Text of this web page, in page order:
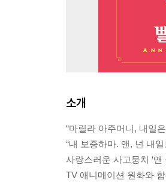
소개
“마릴라 아주머니, 내일
“내 보증하마. 앤, 넌 내
사랑스러운 사고뭉치 ‘
TV 애니메이션 원화와